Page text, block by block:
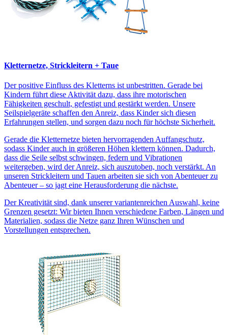
Kletternetze, Strickleitern + Taue
Der positive Einfluss des Kletterns ist unbestritten. Gerade bei
Kindern führt diese Aktivität dazu, dass ihre motorischen
Fähigkeiten geschult, gefestigt und gestärkt werden. Unsere
Seilspielgeräte schaffen den Anreiz, dass Kinder sich diesen
Erfahrungen stellen, und sorgen dazu noch für höchste Sicherheit.
Gerade die Kletternetze bieten hervorragenden Auffangschutz,
sodass Kinder auch in größeren Höhen klettern können. Dadurch,
dass die Seile selbst schwingen, federn und Vibrationen
weitergeben, wird der Anreiz, sich auszutoben, noch verstärkt. An
unseren Strickleitern und Tauen arbeiten sie sich von Abenteuer zu
Abenteuer – so jagt eine Herausforderung die nächste.
Der Kreativität sind, dank unserer variantenreichen Auswahl, keine
Grenzen gesetzt: Wir bieten Ihnen verschiedene Farben, Längen und
Materialien, sodass die Netze ganz Ihren Wünschen und
Vorstellungen entsprechen.